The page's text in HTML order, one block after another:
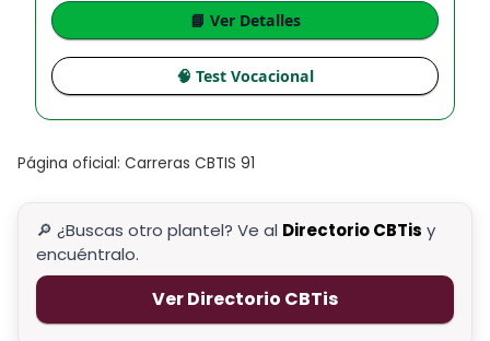
📘 Ver Detalles
🧠 Test Vocacional
Página oficial: Carreras CBTIS 91
🔎 ¿Buscas otro plantel? Ve al Directorio CBTis y
encuéntralo.
Ver Directorio CBTis